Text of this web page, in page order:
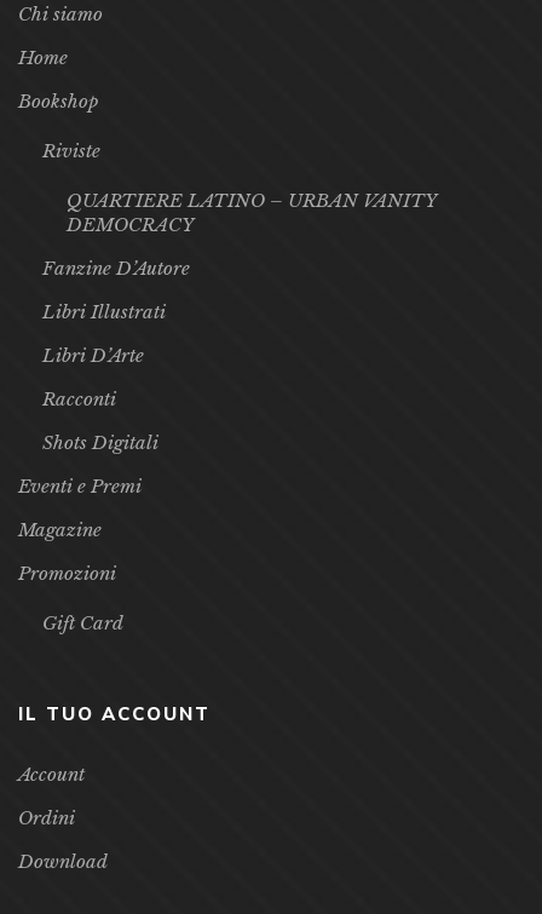
Chi siamo
Home
Bookshop
Riviste
QUARTIERE LATINO – URBAN VANITY
DEMOCRACY
Fanzine D’Autore
Libri Illustrati
Libri D’Arte
Racconti
Shots Digitali
Eventi e Premi
Magazine
Promozioni
Gift Card
IL TUO ACCOUNT
Account
Ordini
Download